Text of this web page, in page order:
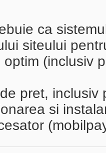
ca
siteului
(inclusiv
pret,
si